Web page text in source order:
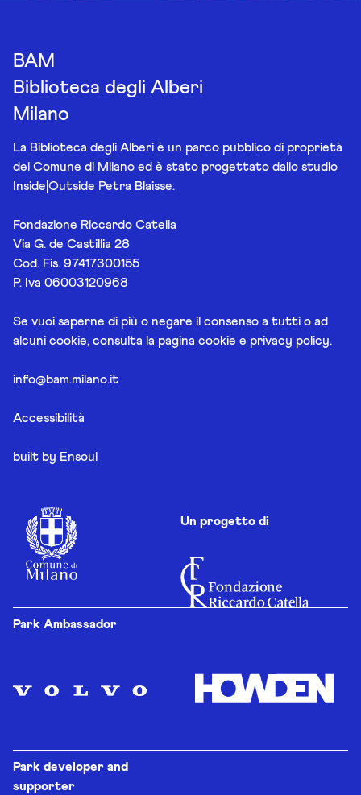
BAM
Biblioteca degli Alberi
Milano
La Biblioteca degli Alberi è un parco pubblico di proprietà
del Comune di Milano ed è stato progettato dallo studio
Inside|Outside Petra Blaisse.
Fondazione Riccardo Catella
Via G. de Castillia 28
Cod. Fis. 97417300155
P. Iva 06003120968
Se vuoi saperne di più o negare il consenso a tutti o ad
alcuni cookie, consulta la pagina cookie e privacy policy.
info@bam.milano.it
Accessibilità
built by Ensoul
Un progetto di
Park Ambassador
Park developer and
supporter